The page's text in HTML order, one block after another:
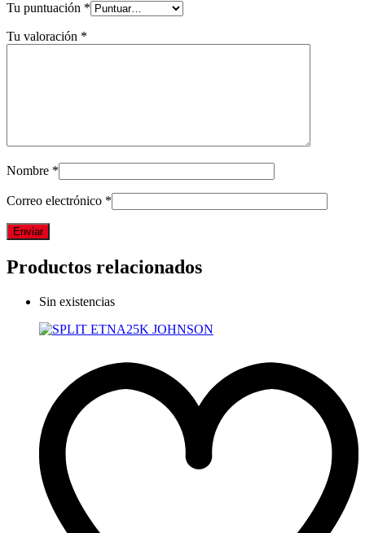
Tu puntuación *
Tu valoración *
Nombre *
Correo electrónico *
Productos relacionados
Sin existencias